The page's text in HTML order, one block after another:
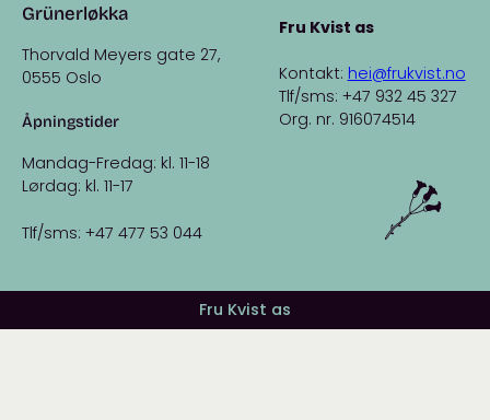
Grünerløkka
Thorvald Meyers gate 27,
0555 Oslo
Åpningstider
Mandag-Fredag: kl. 11-18
Lørdag: kl. 11-17
Tlf/sms: +47 477 53 044
Fru Kvist as
Kontakt: hei@frukvist.no
Tlf/sms: +47 932 45 327
Org. nr. 916074514
Fru Kvist as